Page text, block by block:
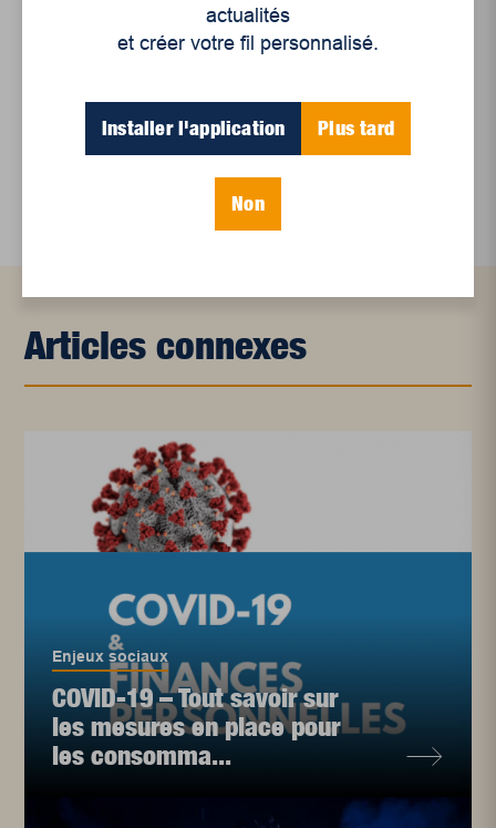
Aménagement du territoire ruralité
Articles connexes
Enjeux sociaux
COVID-19 – Tout savoir sur
les mesures en place pour
les consomma...
actualités
et créer votre fil personnalisé.
Installer l'application Plus tard
Non